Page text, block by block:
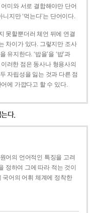
미와 서로 결합해야만 단어
니지만 ‘먹는다’는 단어이다.
못할뿐더러 체언 뒤에 연결
차이가 있다. 그렇지만 조사
유지한다. ‘밥을’을 ‘밥’과
이러한 점은 동사나 형용사의
자립성을 잃는 것과 다른 점
에 가깝다고 할 수 있다.
다.
어의 언어적인 특징을 고려
정하여 그에 따라 적는 것이
국어의 어휘 체계에 정착한